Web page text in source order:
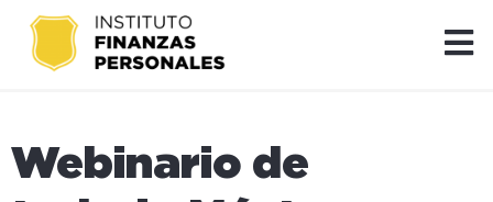
Webinario de